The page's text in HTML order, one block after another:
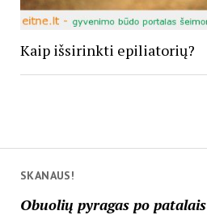
SKANAUS!
Obuolių pyragas po patalais
Kaip išsirinkti epiliatorių?